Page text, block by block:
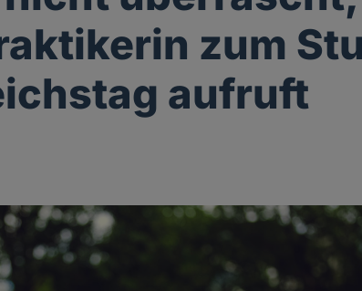
zum
aufruft